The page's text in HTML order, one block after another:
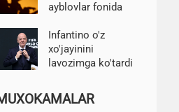
ayblovlar fonida
Infantino o'z
xo'jayinini
lavozimga ko'tardi
to'lashga erishdi-
Telegraph